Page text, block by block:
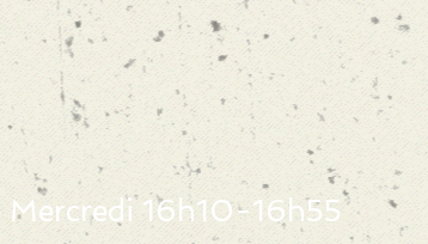
Mercredi 16h10-16h55